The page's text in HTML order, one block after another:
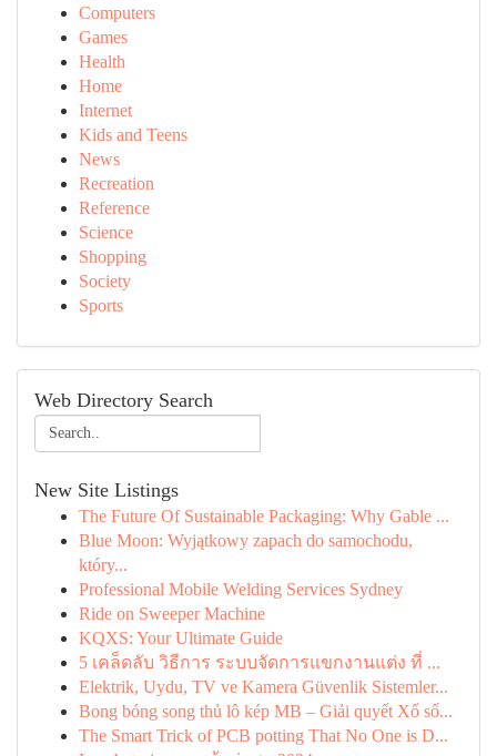
Computers
Games
Health
Home
Internet
Kids and Teens
News
Recreation
Reference
Science
Shopping
Society
Sports
Web Directory Search
New Site Listings
The Future Of Sustainable Packaging: Why Gable ...
Blue Moon: Wyjątkowy zapach do samochodu,
który...
Professional Mobile Welding Services Sydney
Ride on Sweeper Machine
KQXS: Your Ultimate Guide
5 เคล็ดลับ วิธีการ ระบบจัดการแขกงานแต่ง ที่ ...
Elektrik, Uydu, TV ve Kamera Güvenlik Sistemler...
Bong bóng song thủ lô kép MB – Giải quyết Xổ số...
The Smart Trick of PCB potting That No One is D...